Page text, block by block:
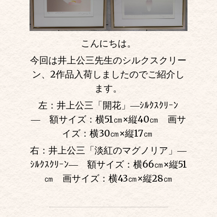
こんにちは。
今回は井上公三先生のシルクスクリー
ン、2作品入荷しましたのでご紹介し
ます。
左：井上公三「開花」―ｼﾙｸｽｸﾘｰﾝ
― 額サイズ：横51㎝×縦40㎝ 画サ
イズ：横30㎝×縦17㎝
右：井上公三「淡紅のマグノリア」―
ｼﾙｸｽｸﾘｰﾝ― 額サイズ：横66㎝×縦51
㎝ 画サイズ：横43㎝×縦28㎝